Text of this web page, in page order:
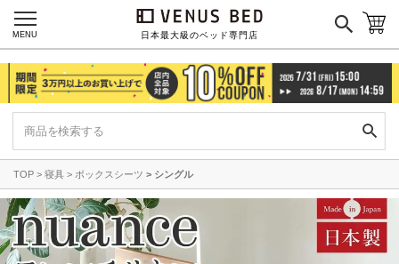
日本最大級のベッド専門店
MENU
TOP 寝具 ボックスシーツ シングル